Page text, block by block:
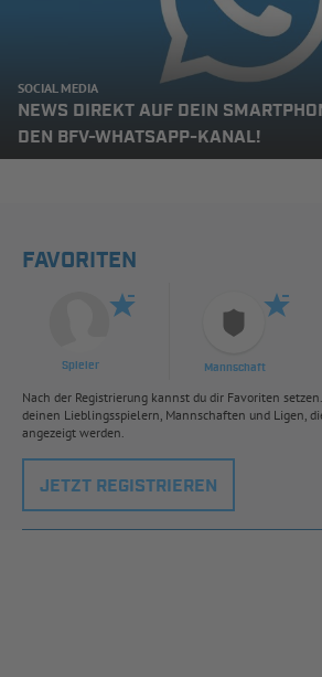
SOCIAL MEDIA
NEWS DIREKT AUF DEIN
DEN BFV-WHATSAPP-KANAL!
FAVORITEN
Spieler Mannschaft
Nach der Registrierung kannst du dir Favoriten
deinen Lieblingsspielern, Mannschaften und Ligen,
angezeigt werden.
JETZT REGISTRIEREN